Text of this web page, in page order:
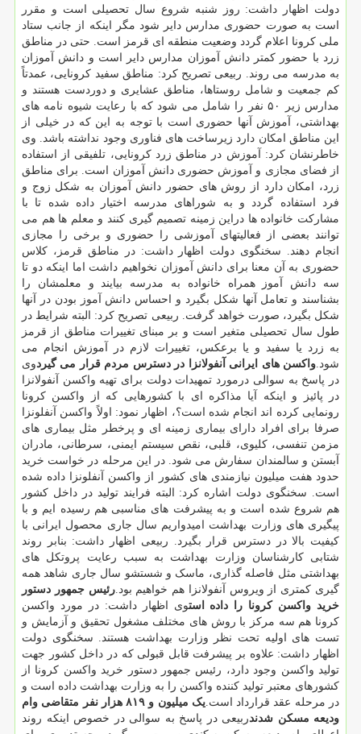
دولت اظهار داشت: روز شنبه شروع سال تحصیلی است و مقرر
است به صورت حضوری مدارس دایر شود مگر اینکه از جانب ستاد
ملی کرونا اعلام گردد وضعیت منطقه ای قرمز است. حتی در مناطق
زرد با حضور کمتر دانش آموزان مدارس دایر است و دانش آموزان
به مدرسه می روند. ربیعی تصریح کرد: مناطق سفید کرونایی، عمدتاً
کم جمعیت و شامل روستاها، مناطق عشایری و دوردست هستند و
مدارس زیر ۵۰ نفر را شامل می شود که با رعایت شیوه نامه های
بهداشتی، آموزش آنها حضوری است با توجه به این که در خیلی از
این مناطق امکان دارد زیرساخت های فناوری وجود نداشته باشد. وی
خاطرنشان کرد: آموزش در مناطق زرد کرونایی، تلفیقی از استفاده
از فضای مجازی و آموزش حضوری دانش آموزان است. برای مناطق
زرد، امکان دارد از روش های حضور دانش آموزان به شکل زوج و
فرد استفاده گردد و به شوراهای مدرسه اختیار داده شده تا با
مشارکت خانواده ها دراین زمینه تصمیم گیری کنند و معلم ها هم می
توانند بعضی از فعالیتهای آموزشی را حضوری و برخی را مجازی
انجام دهند. سخنگوی دولت اظهار داشت: در مناطق قرمز، کلاس
حضوری به آن معنا برای دانش آموزان نخواهیم داشت اما اینکه دو تا
سه دانش آموز همراه خانواده به مدرسه بیایند و معلمشان را
بشناسند و تعامل آنها شکل بگیرد و احساس دانش آموز بودن در آنها
شکل بگیرد، صورت خواهد گرفت. ربیعی تصریح کرد: البته شرایط در
طول سال تحصیلی متغیر است و بر مبنای تغییرات مناطق از قرمز
به زرد یا سفید و یا برعکس، تغییرات لازم در آموزش انجام می
شود. واکسن های ایرانی آنفولانزا در دسترس مردم قرار می گیردوی
در پاسخ به سوالی درمورد تمهیدات دولت برای تهیه واکسن آنفولانزا
در پائیز و اینکه آیا مذاکره ای با کشورهایی که از واکسن کرونا
رونمایی کرده اند انجام شده است؟، اظهار نمود: اولاً واکسن آنفلونزا
صرفا برای افراد دارای بیماری زمینه ای و پرخطر مثل بیماری های
مزمن تنفسی، کلیوی، قلبی، نقص سیستم ایمنی، سرطانی، مادران
آبستن و سالمندان سفارش می شود. در این مرحله در خواست خرید
حدود هفت میلیون نیازمندی های کشور از واکسن آنفلونزا داده شده
است. سخنگوی دولت اشاره کرد: البته فرایند تولید در داخل کشور
هم شروع شده است و به پیشرفت های مناسبی هم رسیده ایم و با
پیگیری های وزارت بهداشت امیدواریم سال جاری محصول ایرانی با
کیفیت بالا در دسترس قرار بگیرد. ربیعی اظهار داشت: بنابر روند
شتابی کارشناسان وزارت بهداشت به سبب رعایت پروتکل های
بهداشتی مثل فاصله گذاری، ماسک و شستشو سال جاری شاهد همه
گیری کمتری از ویروس آنفولانزا هم خواهیم بود.رئیس جمهور دستور
خرید واکسن کرونا را داده استوی اظهار داشت: در مورد واکسن
کرونا هم سه مرکز با روش های مختلف مشغول تحقیق و آزمایش و
تست های اولیه تحت نظر وزارت بهداشت هستند. سخنگوی دولت
اظهار داشت: علاوه بر پیشرفت قابل قبولی که در داخل کشور جهت
تولید واکسن وجود دارد، رئیس جمهور دستور خرید واکسن کرونا از
کشورهای معتبر تولید کننده واکسن را به وزارت بهداشت داده است و
در مرحله عقد قرارداد است.
یک میلیون و ۸۱۹ هزار نفر متقاضی وام
ودیعه مسکن شدندربیعی در پاسخ به سوالی در خصوص اینکه روند